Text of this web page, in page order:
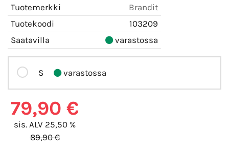
Tuotemerkki
Brandit
Tuotekoodi
103209
Saatavilla
varastossa
S varastossa
79,90 €
sis. ALV 25,50 %
89,90 €